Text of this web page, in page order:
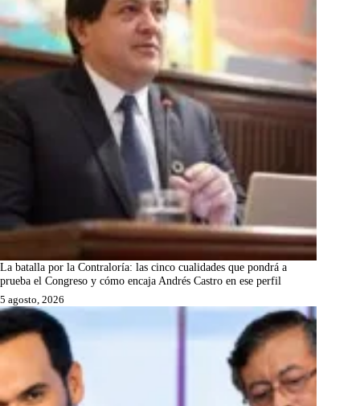
La batalla por la Contraloría: las cinco cualidades que pondrá a
prueba el Congreso y cómo encaja Andrés Castro en ese perfil
5 agosto, 2026